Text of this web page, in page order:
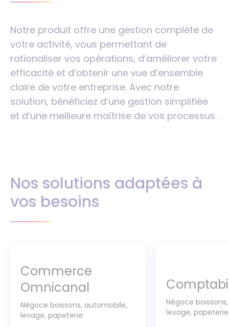
Notre produit offre une gestion complète de
votre activité, vous permettant de
rationaliser vos opérations, d’améliorer votre
efficacité et d’obtenir une vue d’ensemble
claire de votre entreprise. Avec notre
solution, bénéficiez d’une gestion simplifiée
et d’une meilleure maîtrise de vos processus.
Nos solutions adaptées à
vos besoins
Commerce
Omnicanal
Négoce boissons, automobile,
levage, papeterie
Négoce
levage, papeterie